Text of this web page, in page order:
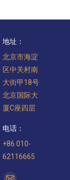
地址：
北京市海淀
区中关村南
大街甲18号
北京国际大
厦C座四层
电话：
+86 010-
62116665
找到我们：